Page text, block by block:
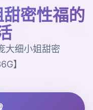
密性福的
大细小姐甜密
】